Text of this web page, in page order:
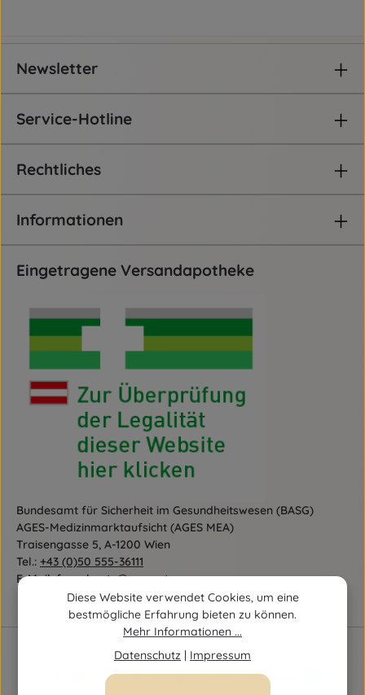
Newsletter
Service-Hotline
Rechtliches
Informationen
Eingetragene Versandapotheke
Bundesamt für Sicherheit im Gesundheitswesen (BASG)
AGES-Medizinmarktaufsicht (AGES MEA)
Traisengasse 5, A-1200 Wien
Tel.: +43 (0)50 555-36111
E-Mail:fernabsatz@ages.at
Diese Website verwendet Cookies, um eine
bestmögliche Erfahrung bieten zu können.
Mehr Informationen ...
Datenschutz | Impressum